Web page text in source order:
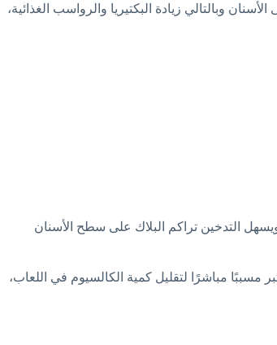
وبالتالي زيادة البكتيريا والرواسب الغذائية،
التدخين تراكم البلاك على سطح الأسنان
مسببًا مباشرًا لتقليل كمية الكالسيوم في اللعاب،